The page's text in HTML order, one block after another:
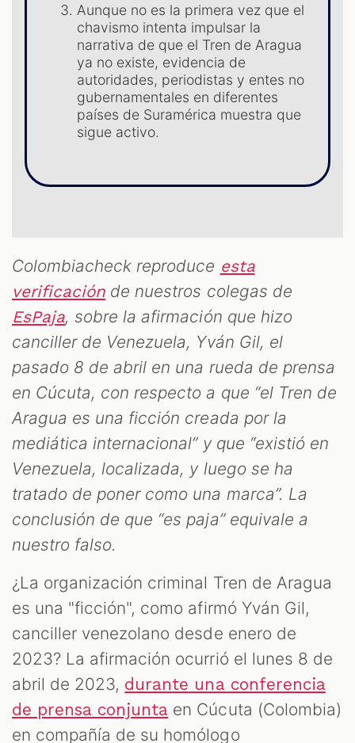
Aunque no es la primera vez que el
chavismo intenta impulsar la
narrativa de que el Tren de Aragua
ya no existe, evidencia de
autoridades, periodistas y entes no
gubernamentales en diferentes
países de Suramérica muestra que
sigue activo.
Colombiacheck reproduce esta
verificación de nuestros colegas de
EsPaja, sobre la afirmación que hizo
canciller de Venezuela, Yván Gil, el
pasado 8 de abril en una rueda de prensa
en Cúcuta, con respecto a que “el Tren de
Aragua es una ficción creada por la
mediática internacional” y que “existió en
Venezuela, localizada, y luego se ha
tratado de poner como una marca”. La
conclusión de que “es paja” equivale a
nuestro falso.
¿La organización criminal Tren de Aragua
es una "ficción", como afirmó Yván Gil,
canciller venezolano desde enero de
2023? La afirmación ocurrió el lunes 8 de
abril de 2023, durante una conferencia
de prensa conjunta en Cúcuta (Colombia)
en compañía de su homólogo